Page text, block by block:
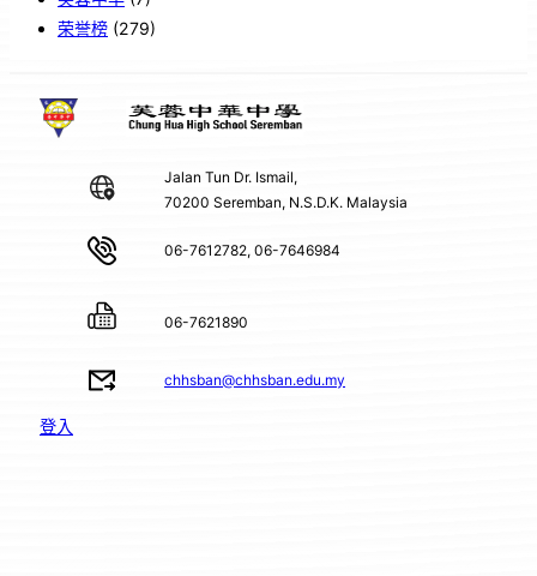
荣誉榜 (279)
Jalan Tun Dr. Ismail,
70200 Seremban, N.S.D.K. Malaysia
06-7612782, 06-7646984
06-7621890
chhsban@chhsban.edu.my
登入